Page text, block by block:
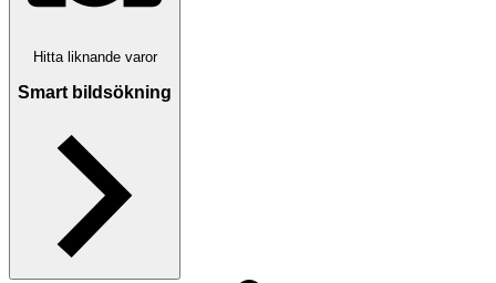
Hitta liknande varor
Smart bildsökning